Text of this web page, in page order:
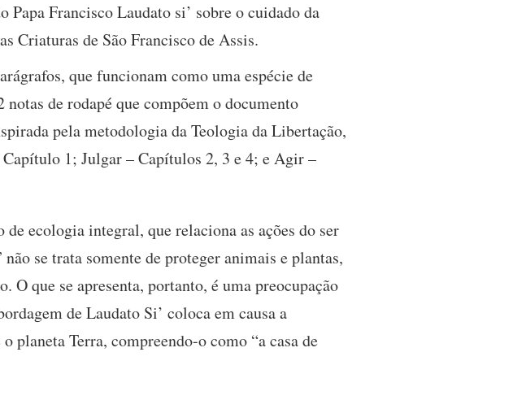
Francisco Laudato si’ sobre o cuidado da
Criaturas de São Francisco de Assis.
que funcionam como uma espécie de
de rodapé que compõem o documento
pela metodologia da Teologia da Libertação,
1; Julgar – Capítulos 2, 3 e 4; e Agir –
ecologia integral, que relaciona as ações do ser
se trata somente de proteger animais e plantas,
que se apresenta, portanto, é uma preocupação
de Laudato Si’ coloca em causa a
planeta Terra, compreendo-o como “a casa de